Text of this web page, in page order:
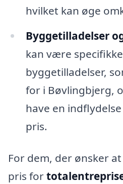
hvilket kan øge
Byggetilladelser
kan være
byggetilladelser,
for i Bøvlingbjerg,
have en
pris.
For dem, der ønsker
pris for